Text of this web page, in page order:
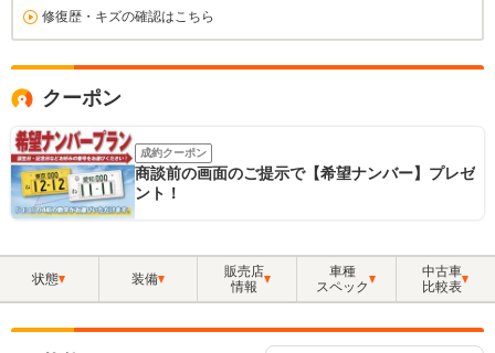
修復歴・キズの確認はこちら
クーポン
成約クーポン
商談前の画面のご提示で【希望ナンバー】プレゼ
ント！
状態 装備
販売店
情報
車種
スペック
中古車
比較表